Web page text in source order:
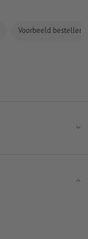
Voorbeeld bestellen